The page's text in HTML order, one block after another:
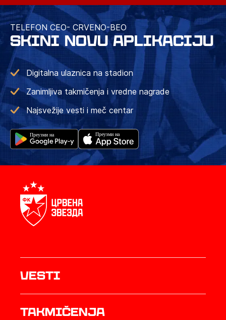
TELEFON CEO- CRVENO-BEO
SKINI NOVU APLIKACIJU
Digitalna ulaznica na stadion
Zanimljiva takmičenja i vredne nagrade
Najsvežije vesti i meč centar
Vesti
Takmičenja